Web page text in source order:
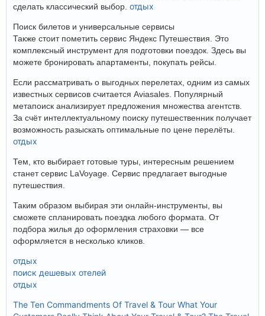
сделать классический выбор. отдых
Поиск билетов и универсальные сервисы
Также стоит пометить сервис Яндекс Путешествия. Это
комплексный инструмент для подготовки поездок. Здесь вы
можете бронировать апартаменты, покупать рейсы.
Если рассматривать о выгодных перелетах, одним из самых
известных сервисов считается Aviasales. Популярный
метапоиск анализирует предложения множества агентств.
За счёт интеллектуальному поиску путешественник получает
возможность разыскать оптимальные по цене перелёты.
отдых
Тем, кто выбирает готовые туры, интересным решением
станет сервис LaVoyage. Сервис предлагает выгодные
путешествия.
Таким образом выбирая эти онлайн-инструменты, вы
сможете спланировать поездка любого формата. От
подбора жилья до оформления страховки — все
оформляется в несколько кликов.
отдых
поиск дешевых отелей
отдых
The Ten Commandments Of Travel & Tour What Your